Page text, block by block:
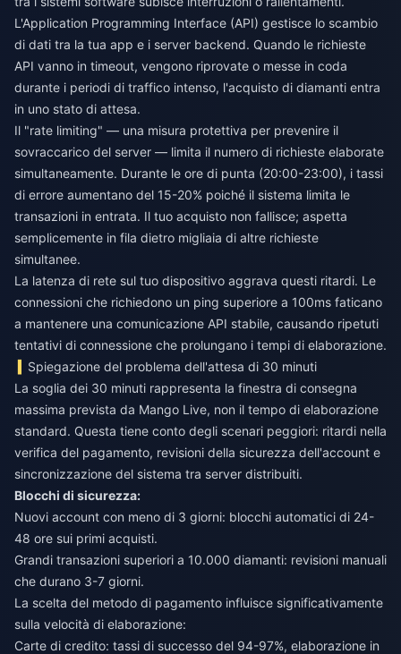
L'Application Programming Interface (API) gestisce lo scambio
di dati tra la tua app e i server backend. Quando le richieste
API vanno in timeout, vengono riprovate o messe in coda
durante i periodi di traffico intenso, l'acquisto di diamanti entra
in uno stato di attesa.
Il "rate limiting" — una misura protettiva per prevenire il
sovraccarico del server — limita il numero di richieste elaborate
simultaneamente. Durante le ore di punta (20:00-23:00), i tassi
di errore aumentano del 15-20% poiché il sistema limita le
transazioni in entrata. Il tuo acquisto non fallisce; aspetta
semplicemente in fila dietro migliaia di altre richieste
simultanee.
La latenza di rete sul tuo dispositivo aggrava questi ritardi. Le
connessioni che richiedono un ping superiore a 100ms faticano
a mantenere una comunicazione API stabile, causando ripetuti
tentativi di connessione che prolungano i tempi di elaborazione.
Spiegazione del problema dell'attesa di 30 minuti
La soglia dei 30 minuti rappresenta la finestra di consegna
massima prevista da Mango Live, non il tempo di elaborazione
standard. Questa tiene conto degli scenari peggiori: ritardi nella
verifica del pagamento, revisioni della sicurezza dell'account e
sincronizzazione del sistema tra server distribuiti.
Blocchi di sicurezza:
Nuovi account con meno di 3 giorni: blocchi automatici di 24-
48 ore sui primi acquisti.
Grandi transazioni superiori a 10.000 diamanti: revisioni manuali
che durano 3-7 giorni.
La scelta del metodo di pagamento influisce significativamente
sulla velocità di elaborazione:
Carte di credito: tassi di successo del 94-97%, elaborazione in